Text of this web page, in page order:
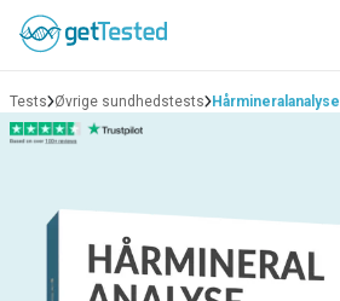
Tests Øvrige sundhedstests Hårmineralanalyse